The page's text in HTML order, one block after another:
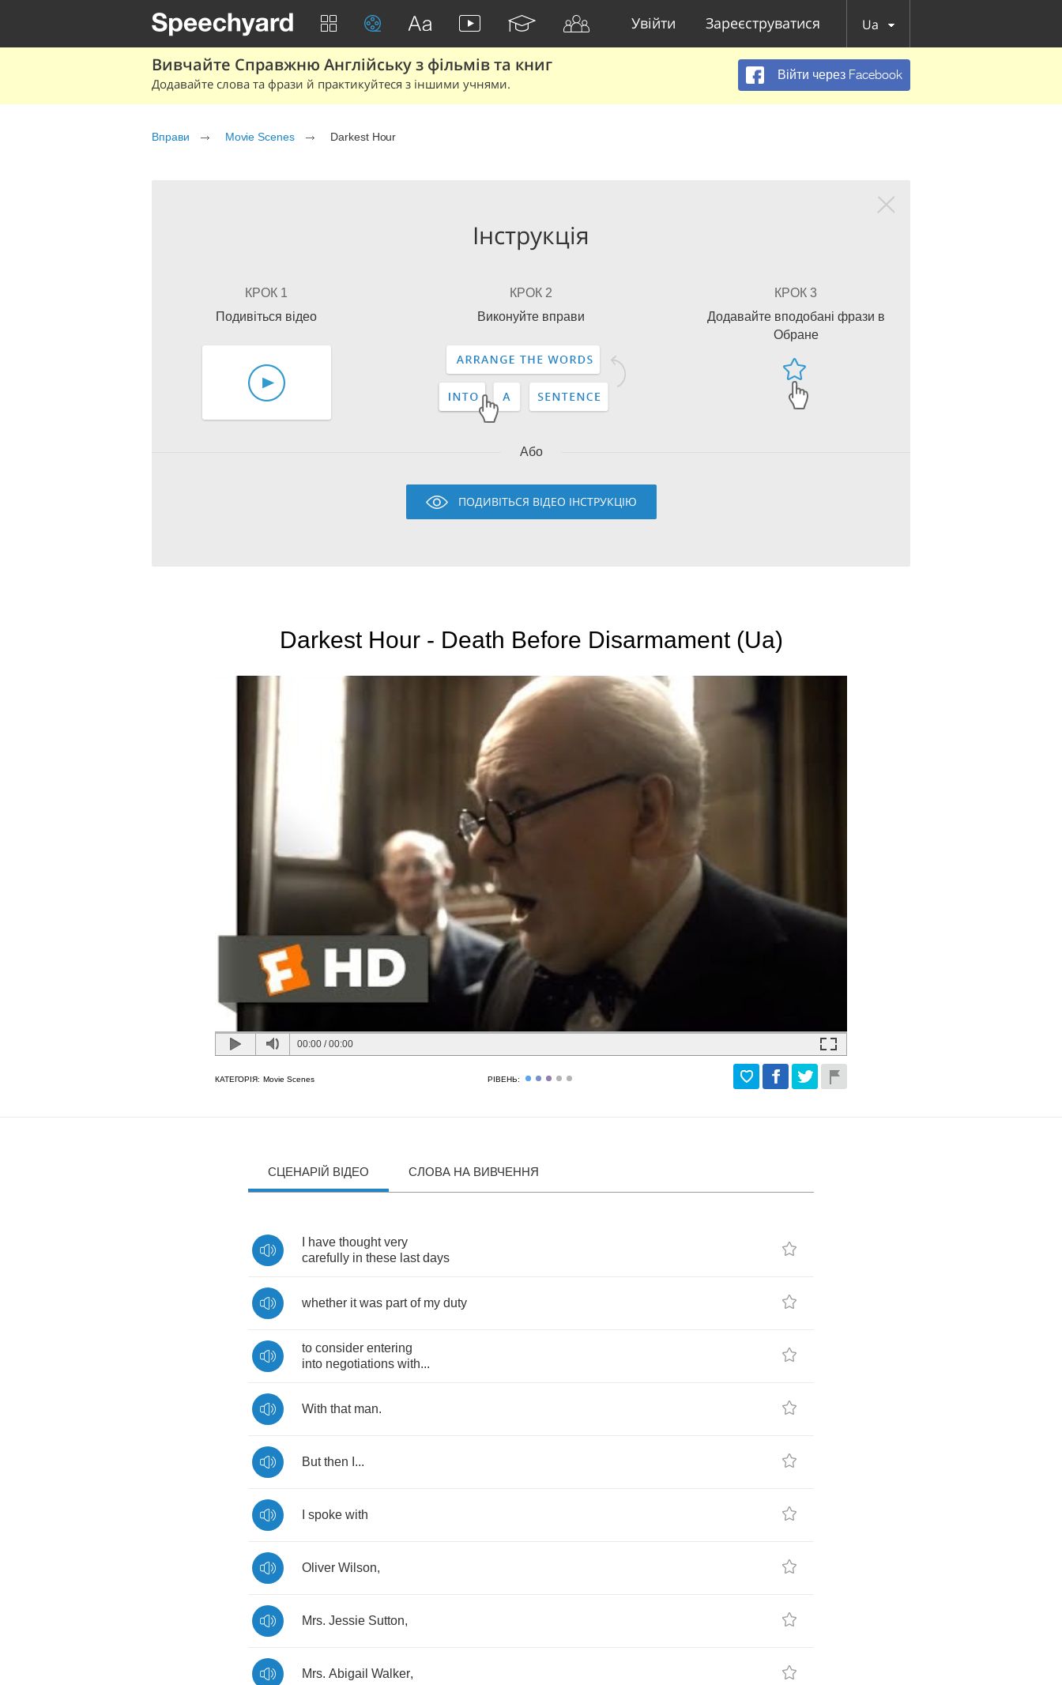
Увійти Зареєструватися Ua
Вивчайте Справжню Англійську з фільмів та книг
Додавайте слова та фрази й практикуйтеся з іншими учнями.
Війти через Facebook
Вправи Movie Scenes Darkest Hour
Інструкція
КРОК 1
Подивіться відео
КРОК 2
Виконуйте вправи
КРОК 3
Додавайте вподобані фрази в
Обране
Або
ПОДИВІТЬСЯ ВІДЕО ІНСТРУКЦІЮ
Darkest Hour - Death Before Disarmament (Ua)
00:00 /00:00
КАТЕГОРІЯ: Movie Scenes РІВЕНЬ:
СЦЕНАРІЙ ВІДЕО СЛОВА НА ВИВЧЕННЯ
have thought very
carefully in these last days
whether it was part of my duty
to consider entering
into negotiations with...
With that man.
But then ...
spoke with
Oliver Wilson,
Mrs. Jessie Sutton,
Mrs. Abigail Walker,